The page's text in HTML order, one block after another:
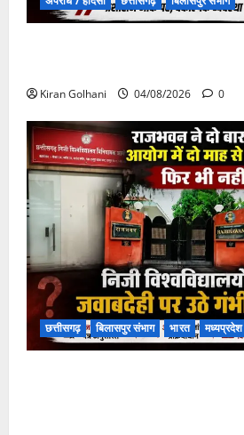
Kiran Golhani 04/08/2026 0
छत्तीसगढ़ बिलासपुर संभाग भारत मध्यप्रदेश